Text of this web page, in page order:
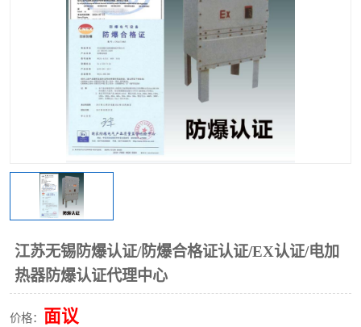
江苏无锡防爆认证/防爆合格证认证/EX认证/电加
热器防爆认证代理中心
价格： 面议